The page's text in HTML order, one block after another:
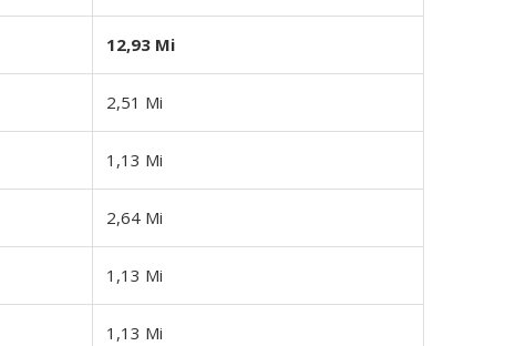
12,93 Mi
2,51 Mi
1,13 Mi
2,64 Mi
1,13 Mi
1,13 Mi